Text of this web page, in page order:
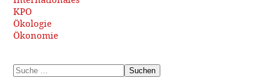
KPO
Ökologie
Ökonomie
Suchen